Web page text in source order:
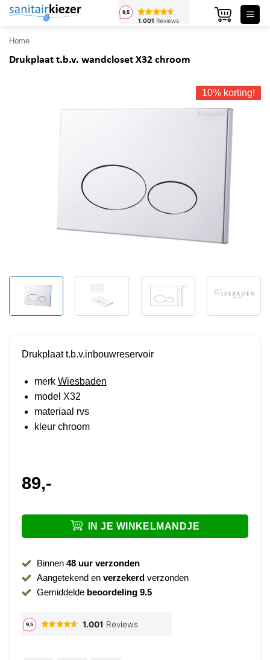
Ga
inhoud
Home
Drukplaat t.b.v. wandcloset X32 chroom
10% korting!
Drukplaat t.b.v.inbouwreservoir
merk Wiesbaden
model X32
materiaal rvs
kleur chroom
89,-
IN JE WINKELMANDJE
Binnen 48 uur verzonden
Aangetekend en verzekerdverzonden
Gemiddelde beoordeling 9.5